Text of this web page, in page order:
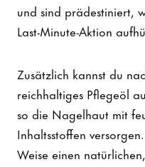
und sind prädestiniert,
Last-Minute-Aktion
Zusätzlich kannst du
reichhaltiges Pflegeöl
so die Nagelhaut mit
Inhaltsstoffen
Weise einen